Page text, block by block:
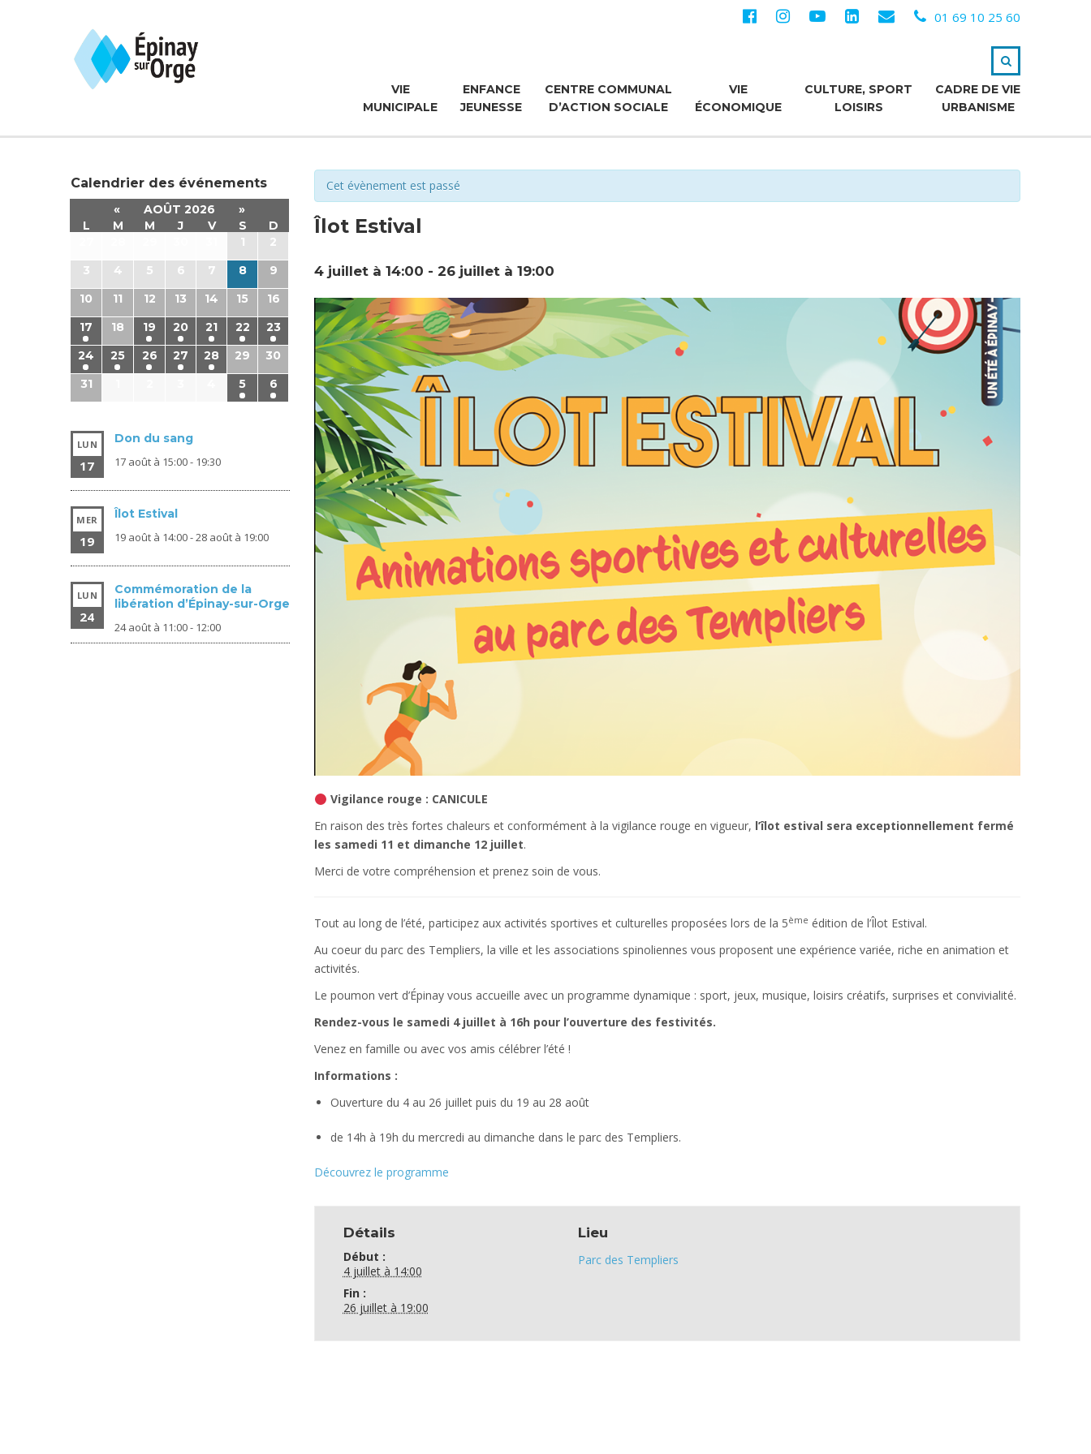
01 69 10 25 60
VIE
MUNICIPALE
ENFANCE
JEUNESSE
CENTRE COMMUNAL
D’ACTION SOCIALE
VIE
ÉCONOMIQUE
CULTURE, SPORT
LOISIRS
CADRE DE VIE
URBANISME
Calendrier des événements
« AOÛT 2026
»
L
M M J V S
D
1
2
3
4 5 6 7 8
9
10
11 12 13 14 15
16
17
18 19 20 21 22
23
24
25 26 27 28 29
30
31
5 6
LUN
17
Don du sang
17 août à 15:00- 19:30
MER
19
Îlot Estival
19 août à 14:00-28 août à 19:00
LUN
24
Commémoration de la
libération d’Épinay-sur-Orge
24 août à 11:00- 12:00
Cet évènement est passé
Îlot Estival
4 juillet à 14:00 - 26 juillet à 19:00
Vigilance rouge : CANICULE
En raison des très fortes chaleurs et conformément à la vigilance rouge en vigueur, l’îlot estival sera exceptionnellement fermé
les samedi 11 et dimanche 12 juillet.
Merci de votre compréhension et prenez soin de vous.
Tout au long de l’été, participez aux activités sportives et culturelles proposées lors de la 5ème édition de l’Îlot Estival.
Au coeur du parc des Templiers, la ville et les associations spinoliennes vous proposent une expérience variée, riche en animation et
activités.
Le poumon vert d’Épinay vous accueille avec un programme dynamique : sport, jeux, musique, loisirs créatifs, surprises et convivialité.
Rendez-vous le samedi 4 juillet à 16h pour l’ouverture des festivités.
Venez en famille ou avec vos amis célébrer l’été !
Informations :
Ouverture du 4 au 26 juillet puis du 19 au 28 août
de 14h à 19h du mercredi au dimanche dans le parc des Templiers.
Découvrez le programme
Détails
Début :
4 juillet à 14:00
Fin :
26 juillet à 19:00
Lieu
Parc des Templiers